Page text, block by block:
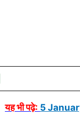
यह भी पढ़े: 5